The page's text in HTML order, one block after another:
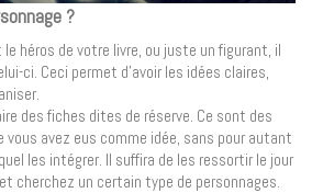
?
héros de votre livre, ou juste un figurant, il
ci. Ceci permet d’avoir les idées claires,
des fiches dites de réserve. Ce sont des
vous avez eus comme idée, sans pour autant
les intégrer. Il suffira de les ressortir le jour
cherchez un certain type de personnages.